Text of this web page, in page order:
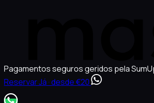
Pagamentos seguros geridos pela
Reservar Já · desde €20